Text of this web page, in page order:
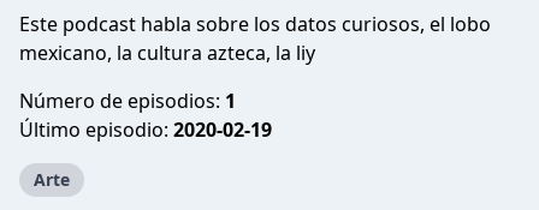
Este podcast habla sobre los datos curiosos, el lobo
mexicano, la cultura azteca, la liy
Número de episodios: 1
Último episodio: 2020-02-19
Arte